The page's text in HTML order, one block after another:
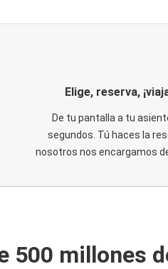
Elige, reserva,
De tu pantalla a tu
segundos. Tú haces la
nosotros nos encargamos
500 millones